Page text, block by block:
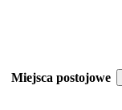
Miejsca postojowe